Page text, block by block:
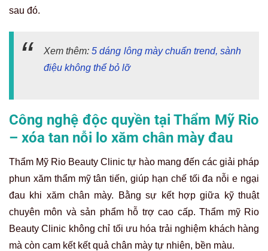
sau đó.
Xem thêm:5 dáng lông mày chuẩn trend, sành
điệu không thể bỏ lỡ
Công nghệ độc quyền tại Thẩm Mỹ Rio
– xóa tan nỗi lo xăm chân mày đau
Thẩm Mỹ Rio Beauty Clinic tự hào mang đến các giải pháp
phun xăm thẩm mỹ tân tiến, giúp hạn chế tối đa nỗi e ngại
đau khi xăm chân mày. Bằng sự kết hợp giữa kỹ thuật
chuyên môn và sản phẩm hỗ trợ cao cấp. Thẩm mỹ Rio
Beauty Clinic không chỉ tối ưu hóa trải nghiệm khách hàng
mà còn cam kết kết quả chân mày tự nhiên, bền màu.